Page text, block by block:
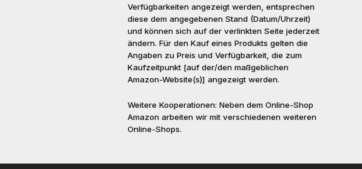
Verfügbarkeiten angezeigt werden, entsprechen
diese dem angegebenen Stand (Datum/Uhrzeit)
und können sich auf der verlinkten Seite jederzeit
ändern. Für den Kauf eines Produkts gelten die
Angaben zu Preis und Verfügbarkeit, die zum
Kaufzeitpunkt [auf der/den maßgeblichen
Amazon-Website(s)] angezeigt werden.
Weitere Kooperationen: Neben dem Online-Shop
Amazon arbeiten wir mit verschiedenen weiteren
Online-Shops.